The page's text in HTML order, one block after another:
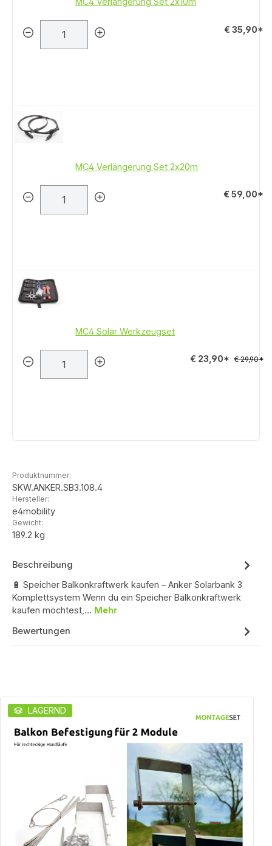
€ 35,90*
MC4 Verlängerung Set 2x20m
€ 59,00*
MC4 Solar Werkzeugset
€ 23,90* € 29,90*
Produktnummer:
SKW.ANKER.SB3.108.4
Hersteller:
e4mobility
Gewicht:
189.2 kg
Beschreibung
🔋 Speicher Balkonkraftwerk kaufen – Anker Solarbank 3
Komplettsystem Wenn du ein Speicher Balkonkraftwerk
kaufen möchtest,… Mehr
Bewertungen
Produktgalerie überspringen
LAGERND